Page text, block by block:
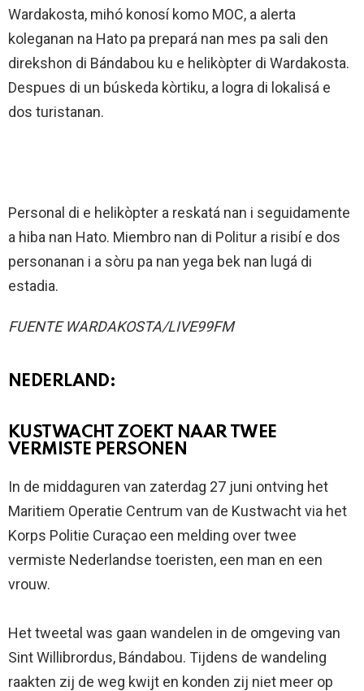
Wardakosta, mihó konosí komo MOC, a alerta
koleganan na Hato pa prepará nan mes pa sali den
direkshon di Bándabou ku e helikòpter di Wardakosta.
Despues di un búskeda kòrtiku, a logra di lokalisá e
dos turistanan.
Personal di e helikòpter a reskatá nan i seguidamente
a hiba nan Hato. Miembro nan di Politur a risibí e dos
personanan i a sòru pa nan yega bek nan lugá di
estadia.
FUENTE WARDAKOSTA/LIVE99FM
NEDERLAND:
KUSTWACHT ZOEKT NAAR TWEE
VERMISTE PERSONEN
In de middaguren van zaterdag 27 juni ontving het
Maritiem Operatie Centrum van de Kustwacht via het
Korps Politie Curaçao een melding over twee
vermiste Nederlandse toeristen, een man en een
vrouw.
Het tweetal was gaan wandelen in de omgeving van
Sint Willibrordus, Bándabou. Tijdens de wandeling
raakten zij de weg kwijt en konden zij niet meer op